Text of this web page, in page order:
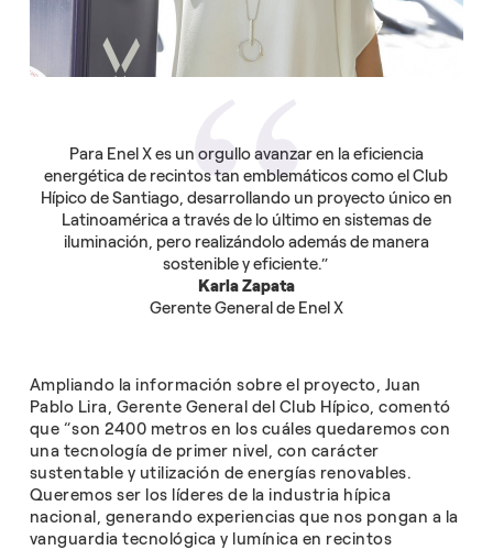
Para Enel X es un orgullo avanzar en la eficiencia
energética de recintos tan emblemáticos como el Club
Hípico de Santiago, desarrollando un proyecto único en
Latinoamérica a través de lo último en sistemas de
iluminación, pero realizándolo además de manera
sostenible y eficiente.”
Karla Zapata
Gerente General de Enel X
Ampliando la información sobre el proyecto, Juan
Pablo Lira, Gerente General del Club Hípico, comentó
que “son 2400 metros en los cuáles quedaremos con
una tecnología de primer nivel, con carácter
sustentable y utilización de energías renovables.
Queremos ser los líderes de la industria hípica
nacional, generando experiencias que nos pongan a la
vanguardia tecnológica y lumínica en recintos